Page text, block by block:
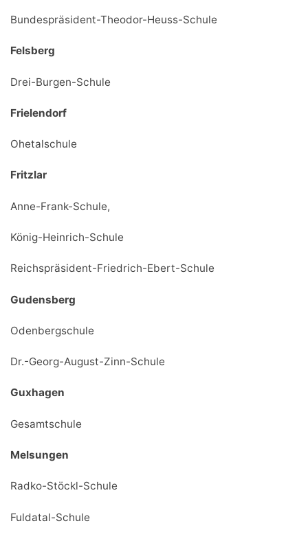
Bundespräsident-Theodor-Heuss-Schule
Felsberg
Drei-Burgen-Schule
Frielendorf
Ohetalschule
Fritzlar
Anne-Frank-Schule,
König-Heinrich-Schule
Reichspräsident-Friedrich-Ebert-Schule
Gudensberg
Odenbergschule
Dr.-Georg-August-Zinn-Schule
Guxhagen
Gesamtschule
Melsungen
Radko-Stöckl-Schule
Fuldatal-Schule